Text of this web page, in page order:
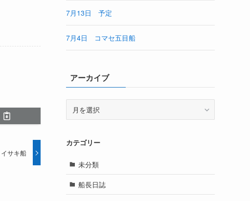
サキ船
7月13日 予定
7月4日 コマセ五目船
アーカイブ
ブ
カテゴリー
未分類
船長日誌